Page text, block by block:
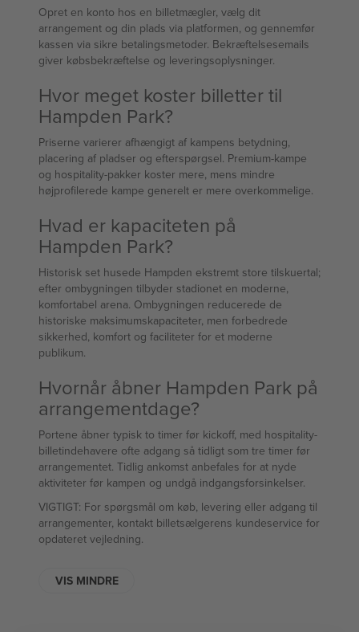
Opret en konto hos en billetmægler, vælg dit
arrangement og din plads via platformen, og gennemfør
kassen via sikre betalingsmetoder. Bekræftelsesemails
giver købsbekræftelse og leveringsoplysninger.
Hvor meget koster billetter til
Hampden Park?
Priserne varierer afhængigt af kampens betydning,
placering af pladser og efterspørgsel. Premium-kampe
og hospitality-pakker koster mere, mens mindre
højprofilerede kampe generelt er mere overkommelige.
Hvad er kapaciteten på
Hampden Park?
Historisk set husede Hampden ekstremt store tilskuertal;
efter ombygningen tilbyder stadionet en moderne,
komfortabel arena. Ombygningen reducerede de
historiske maksimumskapaciteter, men forbedrede
sikkerhed, komfort og faciliteter for et moderne
publikum.
Hvornår åbner Hampden Park på
arrangementdage?
Portene åbner typisk to timer før kickoff, med hospitality-
billetindehavere ofte adgang så tidligt som tre timer før
arrangementet. Tidlig ankomst anbefales for at nyde
aktiviteter før kampen og undgå indgangsforsinkelser.
VIGTIGT: For spørgsmål om køb, levering eller adgang til
arrangementer, kontakt billetsælgerens kundeservice for
opdateret vejledning.
VIS MINDRE